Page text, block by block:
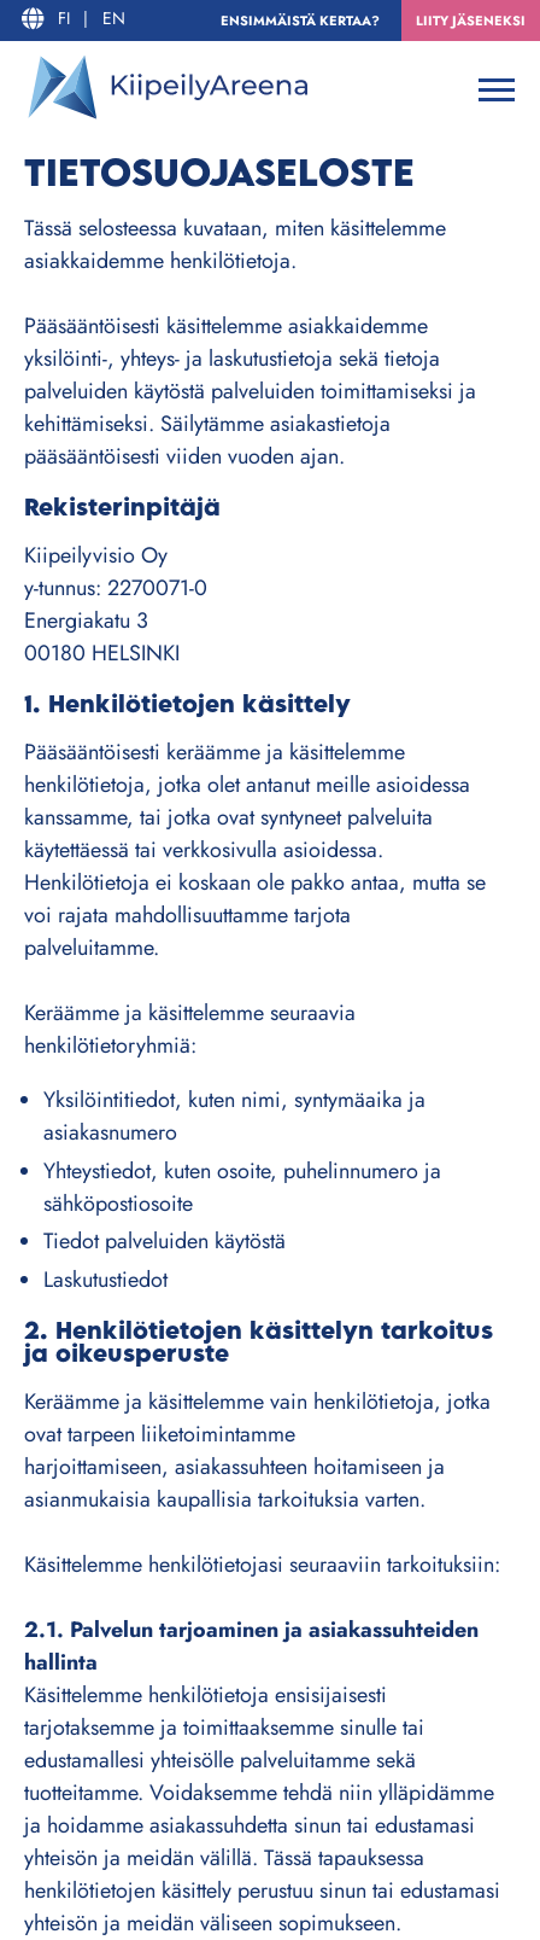
FI | EN ENSIMMÄISTÄ KERTAA? LIITY JÄSENEKSI
TIETOSUOJASELOSTE
Tässä selosteessa kuvataan, miten käsittelemme
asiakkaidemme henkilötietoja.
Pääsääntöisesti käsittelemme asiakkaidemme
yksilöinti-, yhteys- ja laskutustietoja sekä tietoja
palveluiden käytöstä palveluiden toimittamiseksi ja
kehittämiseksi. Säilytämme asiakastietoja
pääsääntöisesti viiden vuoden ajan.
Rekisterinpitäjä
Kiipeilyvisio Oy
y-tunnus: 2270071-0
Energiakatu 3
00180 HELSINKI
1. Henkilötietojen käsittely
Pääsääntöisesti keräämme ja käsittelemme
henkilötietoja, jotka olet antanut meille asioidessa
kanssamme, tai jotka ovat syntyneet palveluita
käytettäessä tai verkkosivulla asioidessa.
Henkilötietoja ei koskaan ole pakko antaa, mutta se
voi rajata mahdollisuuttamme tarjota
palveluitamme.
Keräämme ja käsittelemme seuraavia
henkilötietoryhmiä:
Yksilöintitiedot, kuten nimi, syntymäaika ja
asiakasnumero
Yhteystiedot, kuten osoite, puhelinnumero ja
sähköpostiosoite
Tiedot palveluiden käytöstä
Laskutustiedot
2. Henkilötietojen käsittelyn tarkoitus
ja oikeusperuste
Keräämme ja käsittelemme vain henkilötietoja, jotka
ovat tarpeen liiketoimintamme
harjoittamiseen, asiakassuhteen hoitamiseen ja
asianmukaisia kaupallisia tarkoituksia varten.
Käsittelemme henkilötietojasi seuraaviin tarkoituksiin:
2.1. Palvelun tarjoaminen ja asiakassuhteiden
hallinta
Käsittelemme henkilötietoja ensisijaisesti
tarjotaksemme ja toimittaaksemme sinulle tai
edustamallesi yhteisölle palveluitamme sekä
tuotteitamme. Voidaksemme tehdä niin ylläpidämme
ja hoidamme asiakassuhdetta sinun tai edustamasi
yhteisön ja meidän välillä. Tässä tapauksessa
henkilötietojen käsittely perustuu sinun tai edustamasi
yhteisön ja meidän väliseen sopimukseen.